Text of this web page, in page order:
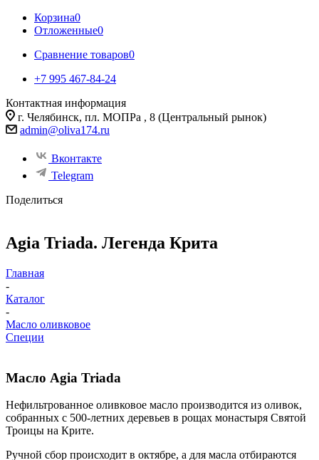
Корзина0
Отложенные0
Сравнение товаров0
+7 995 467‑84‑24
Контактная информация
г. Челябинск, пл. МОПРа , 8 (Центральный рынок)
admin@oliva174.ru
Вконтакте
Telegram
Поделиться
Agia Triada. Легенда Крита
Главная
-
Каталог
-
Масло оливковое
Специи
Масло Agia Triada
Нефильтрованное оливковое масло производится из оливок,
собранных с 500-летних деревьев в рощах монастыря Святой
Троицы на Крите.
Ручной сбор происходит в октябре, а для масла отбираются